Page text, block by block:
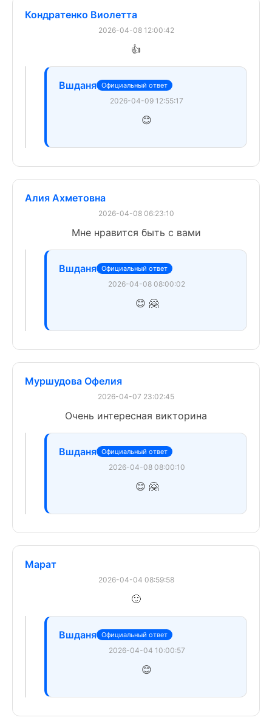
Кондратенко Виолетта
2026-04-08 12:00:42
👍
Вшданя Официальный ответ
2026-04-09 12:55:17
😊
Алия Ахметовна
2026-04-08 06:23:10
Мне нравится быть с вами
Вшданя Официальный ответ
2026-04-08 08:00:02
😊 🤗
Муршудова Офелия
2026-04-07 23:02:45
Очень интересная викторина
Вшданя Официальный ответ
2026-04-08 08:00:10
😊 🤗
Марат
2026-04-04 08:59:58
🙂
Вшданя Официальный ответ
2026-04-04 10:00:57
😊